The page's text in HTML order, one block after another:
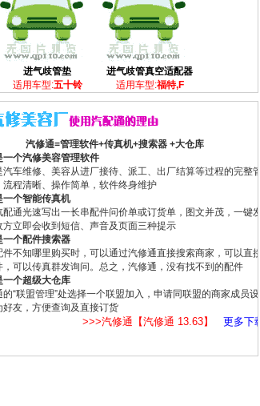
进气歧管垫
适用车型:五十铃
进气歧管真空适配器
适用车型:福特,F
汽修通=管理软件+传真机+搜索器 +大仓库
一个汽修美容管理软件
汽车维修、美容从进厂接待、派工、出厂结算等过程的完整管
流程清晰、操作简单，软件终身维护
一个智能传真机
配通光速写出一长串配件问价单或订货单，图文并茂，一键发
方立即会收到短信、声音及页面三种提示
一个配件搜索器
件不知哪里购买时，可以通过汽修通直接搜索商家，可以直接
，可以传真群发询问。总之，汽修通，没有找不到的配件
一个超级大仓库
的“联盟管理”处选择一个联盟加入，申请同联盟的商家成员设
好友，方便查询及直接订货
>>>汽修通【汽修通 13.63】 更多下载